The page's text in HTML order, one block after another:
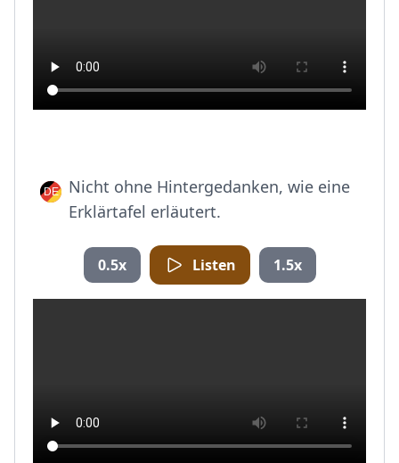
Nicht ohne Hintergedanken, wie eine
Erklärtafel erläutert.
0.5x Listen 1.5x